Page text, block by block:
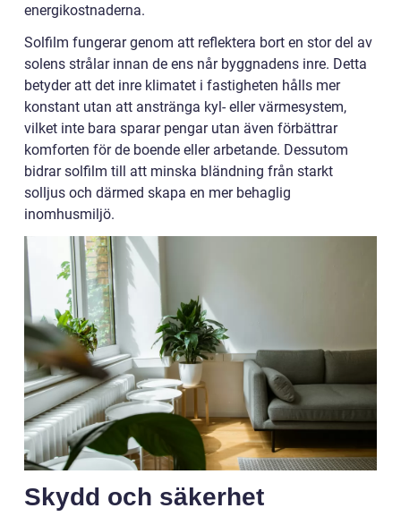
energikostnaderna.
Solfilm fungerar genom att reflektera bort en stor del av
solens strålar innan de ens når byggnadens inre. Detta
betyder att det inre klimatet i fastigheten hålls mer
konstant utan att anstränga kyl- eller värmesystem,
vilket inte bara sparar pengar utan även förbättrar
komforten för de boende eller arbetande. Dessutom
bidrar solfilm till att minska bländning från starkt
solljus och därmed skapa en mer behaglig
inomhusmiljö.
Skydd och säkerhet